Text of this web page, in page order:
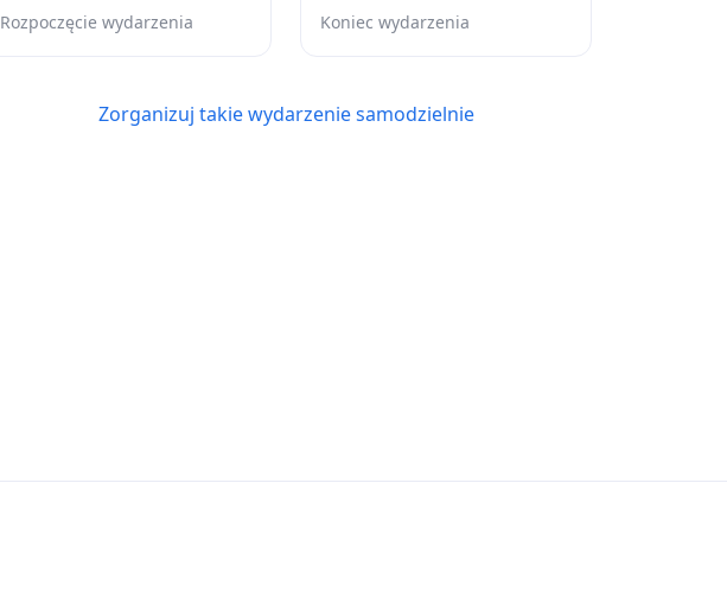
Rozpoczęcie wydarzenia Koniec wydarzenia
Zorganizuj takie wydarzenie samodzielnie